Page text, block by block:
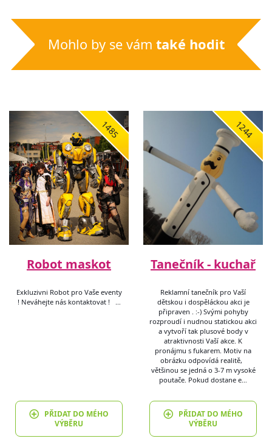
Mohlo by se vám také hodit
1485
Robot maskot
Exkluzivni Robot pro Vaše eventy
! Neváhejte nás kontaktovat ! …
PŘIDAT DO MÉHO
VÝBĚRU
1244
Tanečník - kuchař
Reklamní tanečník pro Vaší
dětskou i dospěláckou akci je
připraven . :-) Svými pohyby
rozproudí i nudnou statickou akci
a vytvoří tak plusové body v
atraktivnosti Vaší akce. K
pronájmu s fukarem. Motiv na
obrázku odpovídá realitě,
většinou se jedná o 3-7 m vysoké
poutače. Pokud dostane e…
PŘIDAT DO MÉHO
VÝBĚRU